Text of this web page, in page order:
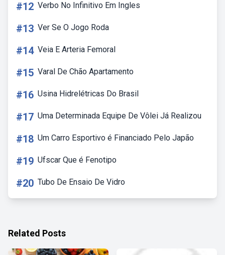
#12 Verbo No Infinitivo Em Ingles
#13 Ver Se O Jogo Roda
#14 Veia E Arteria Femoral
#15 Varal De Chão Apartamento
#16 Usina Hidrelétricas Do Brasil
#17 Uma Determinada Equipe De Vôlei Já Realizou
#18 Um Carro Esportivo é Financiado Pelo Japão
#19 Ufscar Que é Fenotipo
#20 Tubo De Ensaio De Vidro
Related Posts